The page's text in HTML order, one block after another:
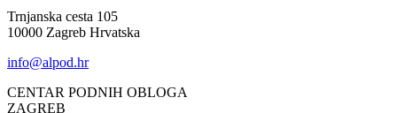
Trnjanska cesta 105
10000 Zagreb Hrvatska
info@alpod.hr
CENTAR PODNIH OBLOGA
ZAGREB